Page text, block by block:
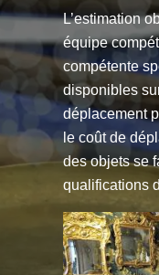
L’estimation
équipe
compétente
disponibles
déplacement
le coût de
des objets se
qualifications